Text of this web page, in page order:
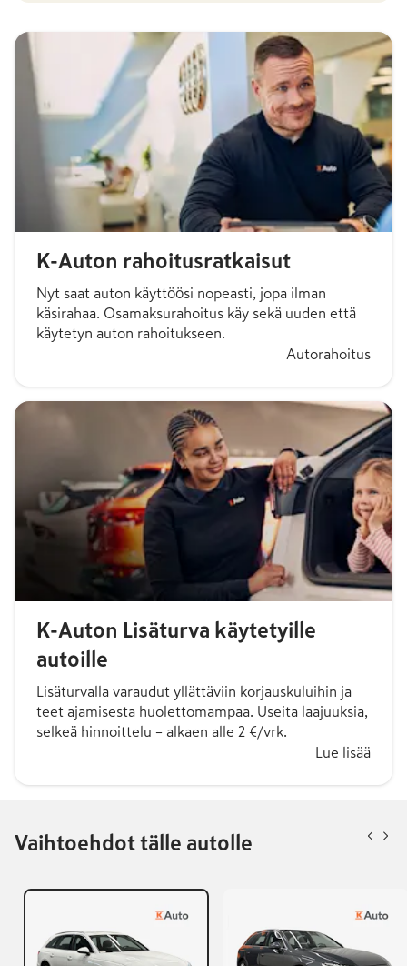
K-Auton rahoitusratkaisut
Nyt saat auton käyttöösi nopeasti, jopa ilman
käsirahaa. Osamaksurahoitus käy sekä uuden että
käytetyn auton rahoitukseen.
Autorahoitus
K-Auton Lisäturva käytetyille
autoille
Lisäturvalla varaudut yllättäviin korjauskuluihin ja
teet ajamisesta huolettomampaa. Useita laajuuksia,
selkeä hinnoittelu – alkaen alle 2 €/vrk.
Lue lisää
Vaihtoehdot tälle autolle